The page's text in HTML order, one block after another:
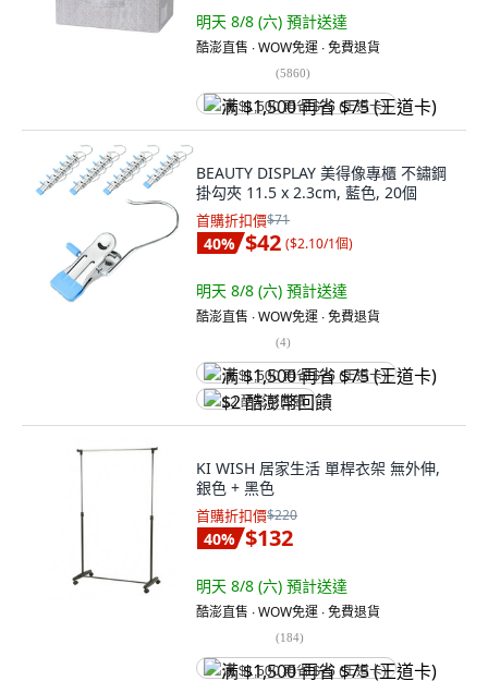
明天 8/8 (六) 預計送達
酷澎直售 ∙ WOW免運 ∙ 免費退貨
(5860)
满 $1,500 再省 $75 (王道卡)
BEAUTY DISPLAY 美得像專櫃 不鏽鋼
掛勾夾 11.5 x 2.3cm, 藍色, 20個
首購折扣價$71
40% $42 ($2.10/1個)
明天 8/8 (六) 預計送達
酷澎直售 ∙ WOW免運 ∙ 免費退貨
(4)
满 $1,500 再省 $75 (王道卡)
$2 酷澎幣回饋
KI WISH 居家生活 單桿衣架 無外伸,
銀色 + 黑色
首購折扣價$220
40% $132
明天 8/8 (六) 預計送達
酷澎直售 ∙ WOW免運 ∙ 免費退貨
(184)
满 $1,500 再省 $75 (王道卡)